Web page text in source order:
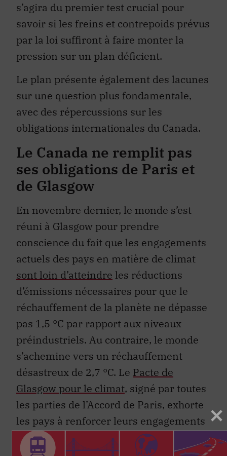
s’agira du premier test crucial pour
savoir si les freins et contrepoids prévus
par la loi suffiront à faire monter la
pression sur un plan déficient.
Le plan présente également des lacunes
sur une question plus fondamentale,
avec des répercussions sur les
obligations internationales du Canada.
Le Canada ne remplit pas
ses obligations de Paris et
de Glasgow
En novembre dernier, le monde s’est
réuni à Glasgow pour prendre
conscience du fait que les engagements
actuels des pays en matière de climat
sont loin d’atteindre les réductions
d’émissions nécessaires pour que le
réchauffement de la planète ne dépasse
pas 1,5 °C par rapport aux niveaux
préindustriels. Au contraire, le monde
s’achemine vers un réchauffement
désastreux de 2,7 °C. Le Pacte de
Glasgow pour le climat, signé par toutes
les parties de l’Accord de Paris, exhorte
les pays à renforcer leurs engagements
d’ici à la fin de 2022. Une série de
rapports du Groupe d’experts